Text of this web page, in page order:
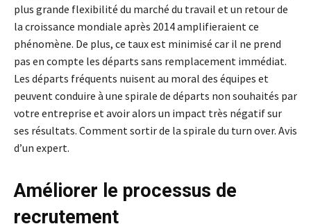
plus grande flexibilité du marché du travail et un retour de
la croissance mondiale après 2014 amplifieraient ce
phénomène. De plus, ce taux est minimisé car il ne prend
pas en compte les départs sans remplacement immédiat.
Les départs fréquents nuisent au moral des équipes et
peuvent conduire à une spirale de départs non souhaités par
votre entreprise et avoir alors un impact très négatif sur
ses résultats. Comment sortir de la spirale du turn over. Avis
d’un expert.
Améliorer le processus de
recrutement